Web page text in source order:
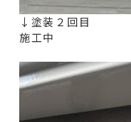
↓塗装２回目
施工中